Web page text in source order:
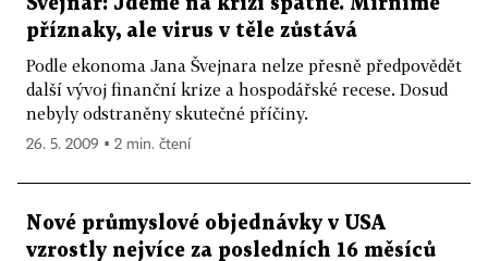
Švejnar: Jdeme na krizi špatně. Mírníme
příznaky, ale virus v těle zůstává
Podle ekonoma Jana Švejnara nelze přesně předpovědět
další vývoj finanční krize a hospodářské recese. Dosud
nebyly odstraněny skutečné příčiny.
26. 5. 2009 ▪ 2 min. čtení
Nové průmyslové objednávky v USA
vzrostly nejvíce za posledních 16 měsíců